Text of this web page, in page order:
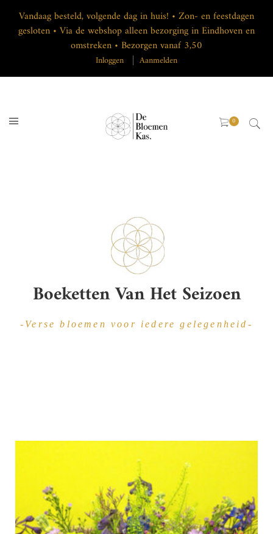
Vandaag besteld, volgende dag in huis! • Zon- en feestdagen
gesloten • Via de webshop alleen bezorging in Eindhoven en
omstreken • Bezorgen vanaf 3,50
Inloggen Aanmelden
Boeketten Van Het Seizoen
-Verse bloemen voor iedere gelegenheid-